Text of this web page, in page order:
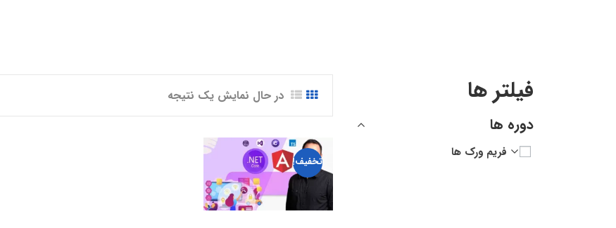
در حال نمایش یک نتیجه
تخفیف!
فیلتر ها
دوره ها
فریم ورک ها